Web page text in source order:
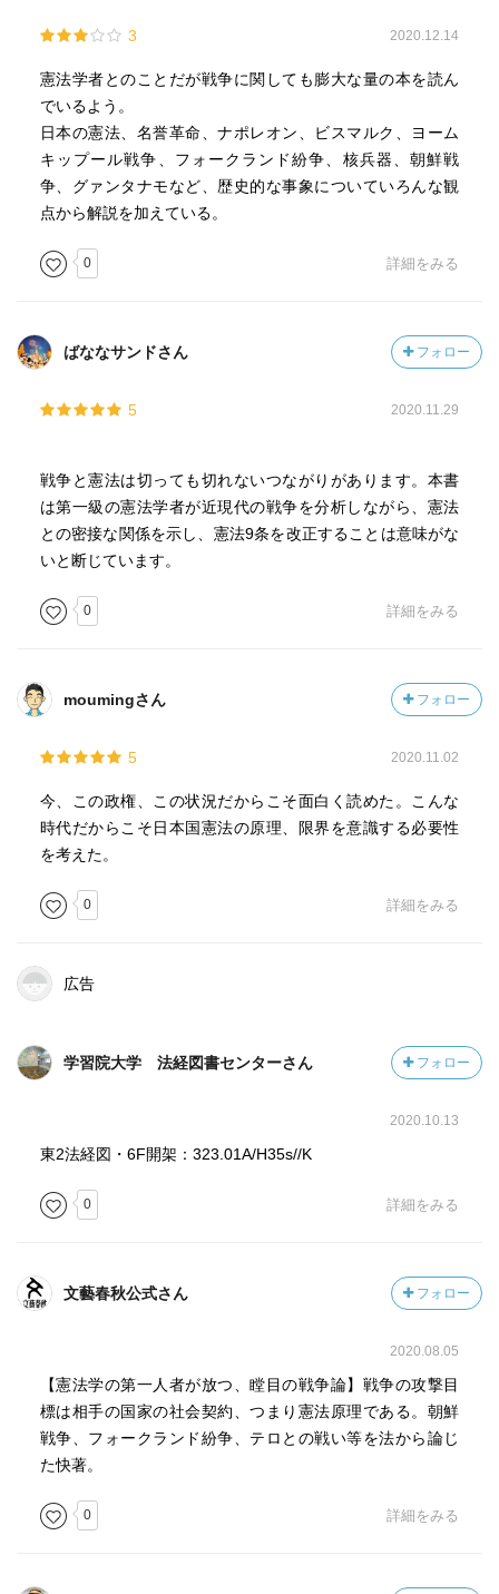
3 2020.12.14
憲法学者とのことだが戦争に関しても膨大な量の本を読ん
でいるよう。
日本の憲法、名誉革命、ナポレオン、ビスマルク、ヨーム
キップール戦争、フォークランド紛争、核兵器、朝鮮戦
争、グァンタナモなど、歴史的な事象についていろんな観
点から解説を加えている。
0 詳細をみる
ばななサンドさん フォロー
5 2020.11.29
戦争と憲法は切っても切れないつながりがあります。本書
は第一級の憲法学者が近現代の戦争を分析しながら、憲法
との密接な関係を示し、憲法9条を改正することは意味がな
いと断じています。
0 詳細をみる
moumingさん フォロー
5 2020.11.02
今、この政権、この状況だからこそ面白く読めた。こんな
時代だからこそ日本国憲法の原理、限界を意識する必要性
を考えた。
0 詳細をみる
広告
学習院大学 法経図書センターさん フォロー
2020.10.13
東2法経図・6F開架：323.01A/H35s//K
0 詳細をみる
文藝春秋公式さん フォロー
2020.08.05
【憲法学の第一人者が放つ、瞠目の戦争論】戦争の攻撃目
標は相手の国家の社会契約、つまり憲法原理である。朝鮮
戦争、フォークランド紛争、テロとの戦い等を法から論じ
た快著。
0 詳細をみる